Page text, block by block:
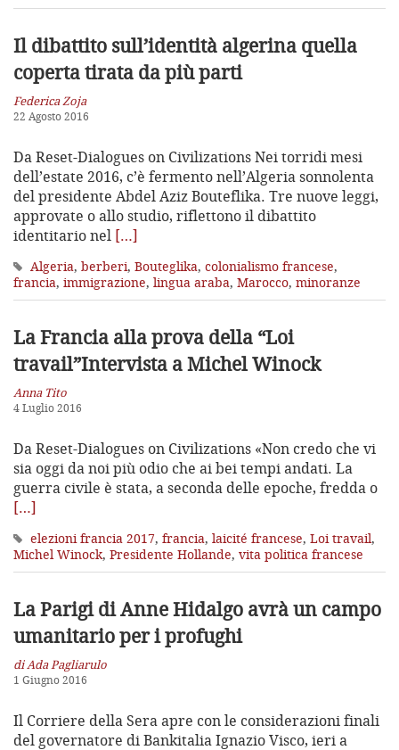
Il dibattito sull’identità algerina quella
coperta tirata da più parti
Federica Zoja
22 Agosto 2016
Da Reset-Dialogues on Civilizations Nei torridi mesi
dell’estate 2016, c’è fermento nell’Algeria sonnolenta
del presidente Abdel Aziz Bouteflika. Tre nuove leggi,
approvate o allo studio, riflettono il dibattito
identitario nel […]
Algeria, berberi, Bouteglika, colonialismo francese,
francia, immigrazione, lingua araba, Marocco, minoranze
La Francia alla prova della “Loi
travail”Intervista a Michel Winock
Anna Tito
4 Luglio 2016
Da Reset-Dialogues on Civilizations «Non credo che vi
sia oggi da noi più odio che ai bei tempi andati. La
guerra civile è stata, a seconda delle epoche, fredda o
[…]
elezioni francia 2017, francia, laicité francese, Loi travail,
Michel Winock, Presidente Hollande, vita politica francese
La Parigi di Anne Hidalgo avrà un campo
umanitario per i profughi
di Ada Pagliarulo
1 Giugno 2016
Il Corriere della Sera apre con le considerazioni finali
del governatore di Bankitalia Ignazio Visco, ieri a